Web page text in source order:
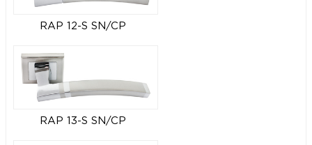
RAP 12-S SN/CP
RAP 13-S SN/CP